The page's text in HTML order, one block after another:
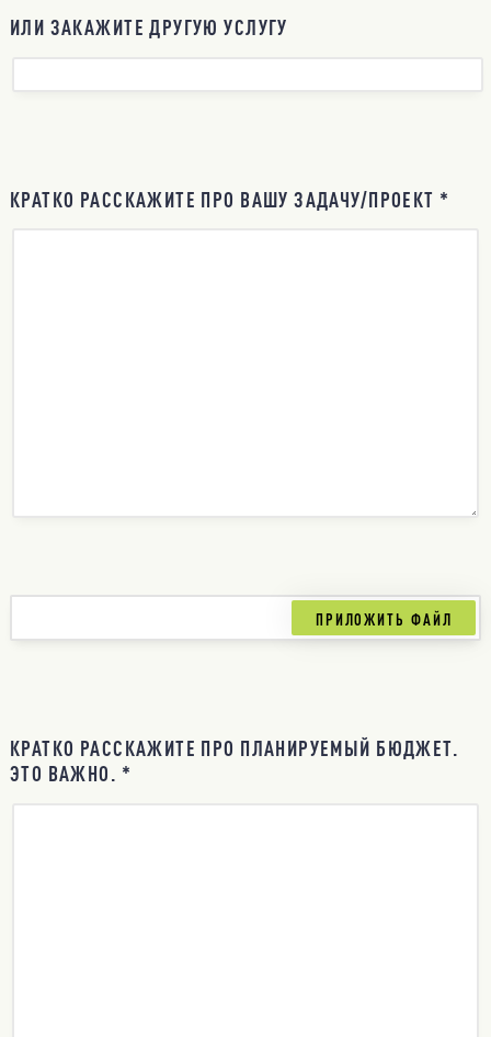
ИЛИ ЗАКАЖИТЕ ДРУГУЮ УСЛУГУ
КРАТКО РАССКАЖИТЕ ПРО ВАШУ ЗАДАЧУ/ПРОЕКТ *
КРАТКО РАССКАЖИТЕ ПРО ПЛАНИРУЕМЫЙ БЮДЖЕТ.
ЭТО ВАЖНО. *